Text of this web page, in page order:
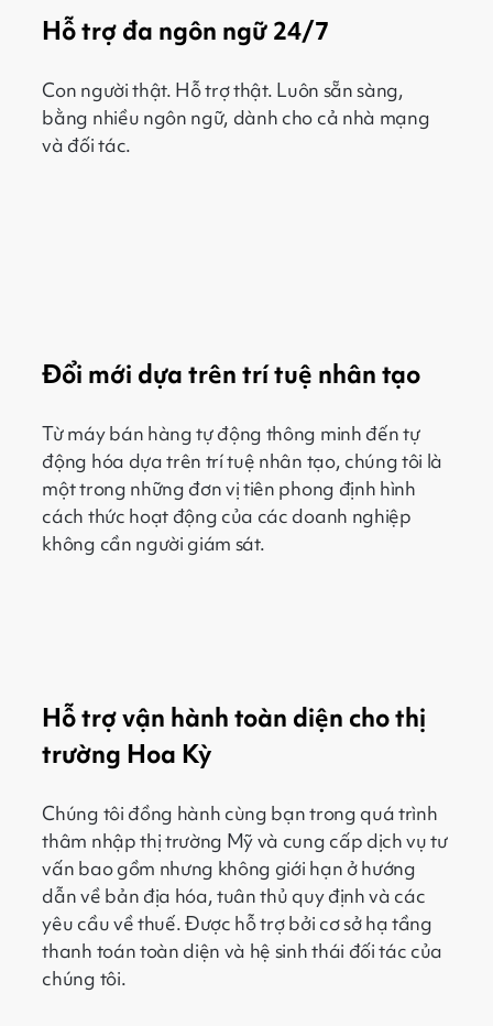
Hỗ trợ đa ngôn ngữ 24/7
Con người thật. Hỗ trợ thật. Luôn sẵn sàng,
bằng nhiều ngôn ngữ, dành cho cả nhà mạng
và đối tác.
Đổi mới dựa trên trí tuệ nhân tạo
Từ máy bán hàng tự động thông minh đến tự
động hóa dựa trên trí tuệ nhân tạo, chúng tôi là
một trong những đơn vị tiên phong định hình
cách thức hoạt động của các doanh nghiệp
không cần người giám sát.
Hỗ trợ vận hành toàn diện cho thị
trường Hoa Kỳ
Chúng tôi đồng hành cùng bạn trong quá trình
thâm nhập thị trường Mỹ và cung cấp dịch vụ tư
vấn bao gồm nhưng không giới hạn ở hướng
dẫn về bản địa hóa, tuân thủ quy định và các
yêu cầu về thuế. Được hỗ trợ bởi cơ sở hạ tầng
thanh toán toàn diện và hệ sinh thái đối tác của
chúng tôi.